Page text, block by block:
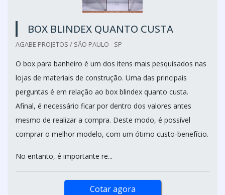
BOX BLINDEX QUANTO CUSTA
AGABE PROJETOS / SÃO PAULO - SP
O box para banheiro é um dos itens mais pesquisados nas
lojas de materiais de construção. Uma das principais
perguntas é em relação ao box blindex quanto custa.
Afinal, é necessário ficar por dentro dos valores antes
mesmo de realizar a compra. Deste modo, é possível
comprar o melhor modelo, com um ótimo custo-benefício.
No entanto, é importante re...
Cotar agora